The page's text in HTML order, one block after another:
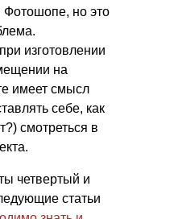
но это
изготовлении
на
имеет смысл
себе, как
смотреться в
четвертый и
статьи